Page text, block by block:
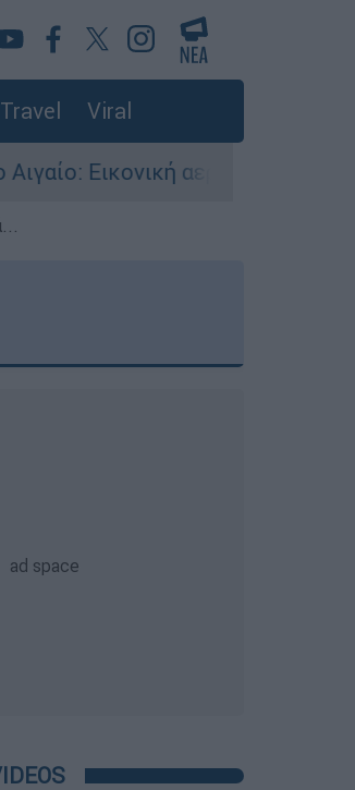
Travel Viral
αερομαχία ανάμεσα σε